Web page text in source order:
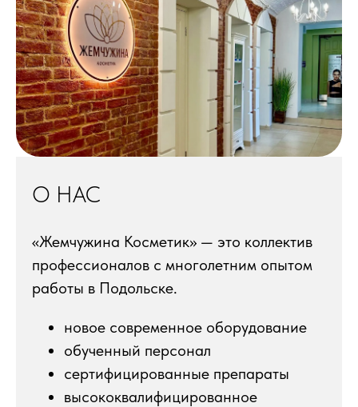
О НАС
«Жемчужина Косметик» — это коллектив
профессионалов с многолетним опытом
работы в Подольске.
новое современное оборудование
обученный персонал
сертифицированные препараты
высококвалифицированное